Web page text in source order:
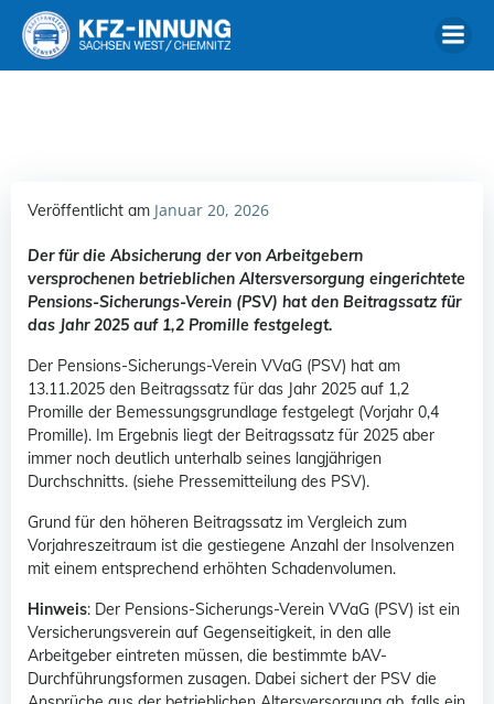
Veröffentlicht am Januar 20, 2026
Der für die Absicherung der von Arbeitgebern
versprochenen betrieblichen Altersversorgung eingerichtete
Pensions-Sicherungs-Verein (PSV) hat den Beitragssatz für
das Jahr 2025 auf 1,2 Promille festgelegt.
Der Pensions-Sicherungs-Verein VVaG (PSV) hat am
13.11.2025 den Beitragssatz für das Jahr 2025 auf 1,2
Promille der Bemessungsgrundlage festgelegt (Vorjahr 0,4
Promille). Im Ergebnis liegt der Beitragssatz für 2025 aber
immer noch deutlich unterhalb seines langjährigen
Durchschnitts. (siehe Pressemitteilung des PSV).
Grund für den höheren Beitragssatz im Vergleich zum
Vorjahreszeitraum ist die gestiegene Anzahl der Insolvenzen
mit einem entsprechend erhöhten Schadenvolumen.
Hinweis: Der Pensions-Sicherungs-Verein VVaG (PSV) ist ein
Versicherungsverein auf Gegenseitigkeit, in den alle
Arbeitgeber eintreten müssen, die bestimmte bAV-
Durchführungsformen zusagen. Dabei sichert der PSV die